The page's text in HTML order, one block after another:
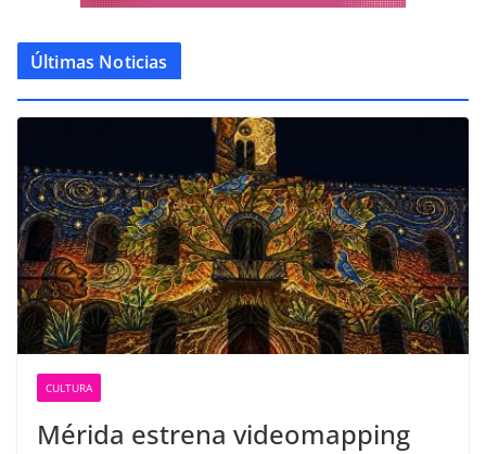
Últimas Noticias
CULTURA
Mérida estrena videomapping